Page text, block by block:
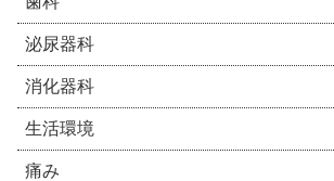
泌尿器科
消化器科
生活環境
痛み